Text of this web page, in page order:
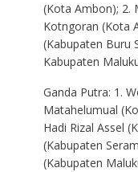
(Kota Ambon); 2.
Kotngoran (Kota
(Kabupaten Buru
Kabupaten
Ganda Putra: 1.
Matahelumual
Hadi Rizal Assel
(Kabupaten
(Kabupaten